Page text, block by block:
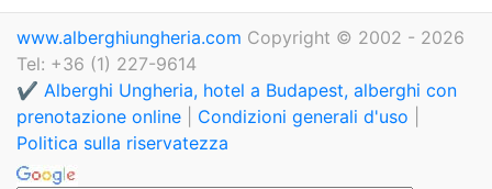
www.alberghiungheria.com Copyright © 2002 - 2026
Tel: +36 (1) 227-9614
✔️ Alberghi Ungheria, hotel a Budapest, alberghi con
prenotazione online
Condizioni generali d'uso
Politica sulla riservatezza